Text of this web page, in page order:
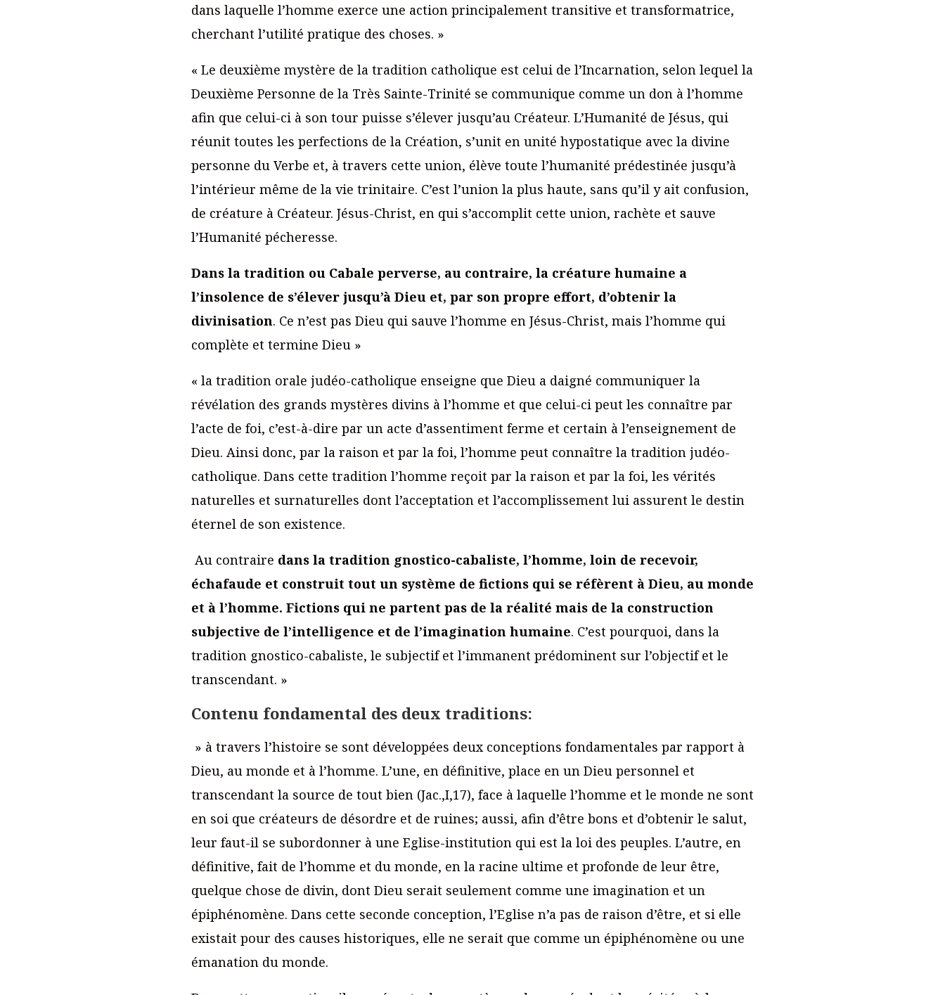
dans laquelle l’homme exerce une action principalement transitive et transformatrice,
cherchant l’utilité pratique des choses. »
« Le deuxième mystère de la tradition catholique est celui de l’Incarnation, selon lequel la
Deuxième Personne de la Très Sainte-Trinité se communique comme un don à l’homme
afin que celui-ci à son tour puisse s’élever jusqu’au Créateur. L’Humanité de Jésus, qui
réunit toutes les perfections de la Création, s’unit en unité hypostatique avec la divine
personne du Verbe et, à travers cette union, élève toute l’humanité prédestinée jusqu’à
l’intérieur même de la vie trinitaire. C’est l’union la plus haute, sans qu’il y ait confusion,
de créature à Créateur. Jésus-Christ, en qui s’accomplit cette union, rachète et sauve
l’Humanité pécheresse.
Dans la tradition ou Cabale perverse, au contraire, la créature humaine a
l’insolence de s’élever jusqu’à Dieu et, par son propre effort, d’obtenir la
divinisation. Ce n’est pas Dieu qui sauve l’homme en Jésus-Christ, mais l’homme qui
complète et termine Dieu »
« la tradition orale judéo-catholique enseigne que Dieu a daigné communiquer la
révélation des grands mystères divins à l’homme et que celui-ci peut les connaître par
l’acte de foi, c’est-à-dire par un acte d’assentiment ferme et certain à l’enseignement de
Dieu. Ainsi donc, par la raison et par la foi, l’homme peut connaître la tradition judéo-
catholique. Dans cette tradition l’homme reçoit par la raison et par la foi, les vérités
naturelles et surnaturelles dont l’acceptation et l’accomplissement lui assurent le destin
éternel de son existence.
Au contraire dans la tradition gnostico-cabaliste, l’homme, loin de recevoir,
échafaude et construit tout un système de fictions qui se réfèrent à Dieu, au monde
et à l’homme. Fictions qui ne partent pas de la réalité mais de la construction
subjective de l’intelligence et de l’imagination humaine. C’est pourquoi, dans la
tradition gnostico-cabaliste, le subjectif et l’immanent prédominent sur l’objectif et le
transcendant. »
Contenu fondamental des deux traditions:
» à travers l’histoire se sont développées deux conceptions fondamentales par rapport à
Dieu, au monde et à l’homme. L’une, en définitive, place en un Dieu personnel et
transcendant la source de tout bien (Jac.,I,17), face à laquelle l’homme et le monde ne sont
en soi que créateurs de désordre et de ruines; aussi, afin d’être bons et d’obtenir le salut,
leur faut-il se subordonner à une Eglise-institution qui est la loi des peuples. L’autre, en
définitive, fait de l’homme et du monde, en la racine ultime et profonde de leur être,
quelque chose de divin, dont Dieu serait seulement comme une imagination et un
épiphénomène. Dans cette seconde conception, l’Eglise n’a pas de raison d’être, et si elle
existait pour des causes historiques, elle ne serait que comme un épiphénomène ou une
émanation du monde.